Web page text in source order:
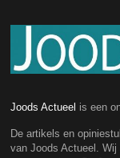
Joods Actueel is een
De artikels en
van Joods Actueel.